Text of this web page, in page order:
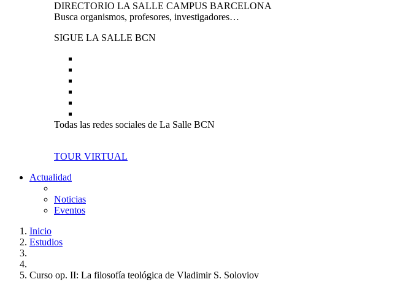
DIRECTORIO LA SALLE CAMPUS BARCELONA
Busca organismos, profesores, investigadores…
SIGUE LA SALLE BCN
Todas las redes sociales de La Salle BCN
TOUR VIRTUAL
Actualidad
Noticias
Eventos
Inicio
Estudios
Curso op. II: La filosofía teológica de Vladimir S. Soloviov